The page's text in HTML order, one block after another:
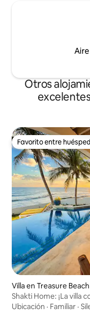
Otros
Favorito entre
Favorito entre
Villa en Treasure Beach
Shakti Home: ¡La villa
Ubicación · Familiar ·